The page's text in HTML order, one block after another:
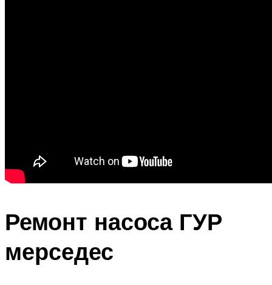
Ремонт насоса ГУР
мерседес